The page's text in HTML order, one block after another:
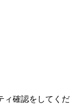
ィ確認をしてくだ